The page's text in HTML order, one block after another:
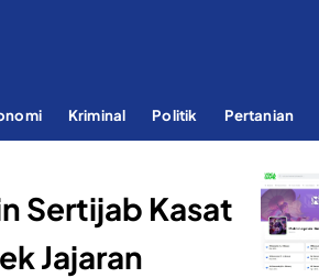
Kriminal Politik Pertanian
Sertijab Kasat
Jajaran